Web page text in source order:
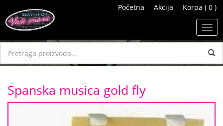
Početna Akcija Korpa ( 0 )
Spanska musica gold fly